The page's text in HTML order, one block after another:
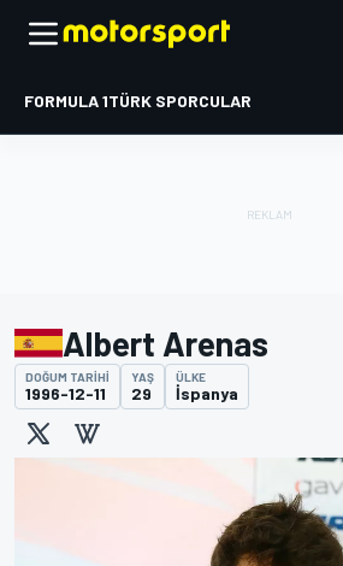
FORMULA 1TÜRK SPORCULAR
Albert Arenas
DOĞUM TARIHI
1996-12-11
YAŞ
29
ÜLKE
İspanya